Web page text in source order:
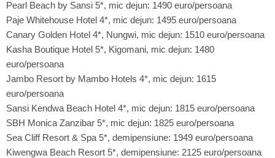
Pearl Beach by Sansi 5*, mic dejun: 1490 euro/persoana
Paje Whitehouse Hotel 4*, mic dejun: 1495 euro/persoana
Canary Golden Hotel 4*, Nungwi, mic dejun: 1510 euro/persoana
Kasha Boutique Hotel 5*, Kigomani, mic dejun: 1480
euro/persoana
Jambo Resort by Mambo Hotels 4*, mic dejun: 1615
euro/persoana
Sansi Kendwa Beach Hotel 4*, mic dejun: 1815 euro/persoana
SBH Monica Zanzibar 5*, mic dejun: 1825 euro/persoana
Sea Cliff Resort & Spa 5*, demipensiune: 1949 euro/persoana
Kiwengwa Beach Resort 5*, demipensiune: 2125 euro/persoana